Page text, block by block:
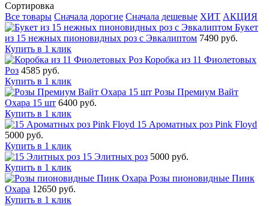
Сортировка
Все товары Сначала дорогие Сначала дешевые ХИТ АКЦИЯ
Букет
из 15 нежных пионовидных роз с Эвкалиптом 7490 руб.
Купить в 1 клик
Коробка из 11 Фиолетовых
Роз 4585 руб.
Купить в 1 клик
Розы Премиум Вайт
Охара 15 шт 6400 руб.
Купить в 1 клик
15 Ароматных роз Pink Floyd
5000 руб.
Купить в 1 клик
15 Элитных роз 5000 руб.
Купить в 1 клик
Розы пионовидные Пинк
Охара 12650 руб.
Купить в 1 клик